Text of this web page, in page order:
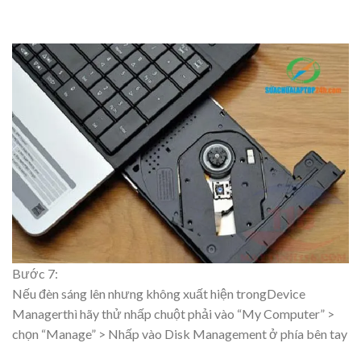
Bước 7:
Nếu đèn sáng lên nhưng không xuất hiện trongDevice
Managerthì hãy thử nhấp chuột phải vào “My Computer” >
chọn “Manage” > Nhấp vào Disk Management ở phía bên tay